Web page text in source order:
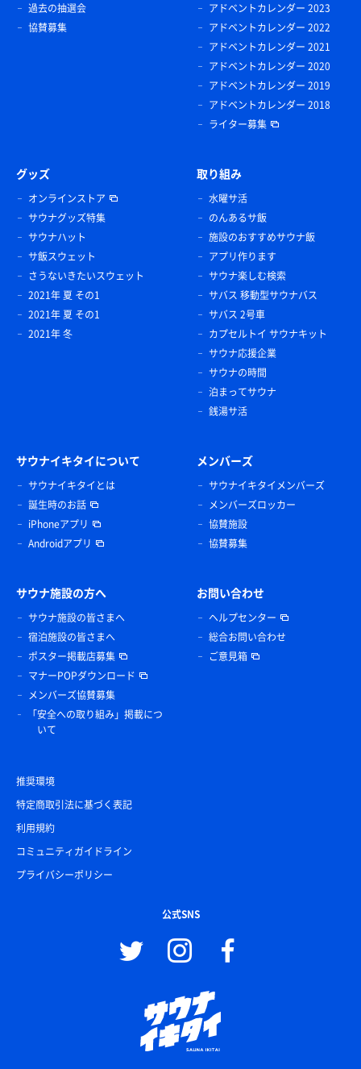
過去の抽選会
協賛募集
アドベントカレンダー 2023
アドベントカレンダー 2022
アドベントカレンダー 2021
アドベントカレンダー 2020
アドベントカレンダー 2019
アドベントカレンダー 2018
ライター募集
グッズ
オンラインストア
サウナグッズ特集
サウナハット
サ飯スウェット
さうないきたいスウェット
2021年 夏 その1
2021年 夏 その1
2021年 冬
取り組み
水曜サ活
のんあるサ飯
施設のおすすめサウナ飯
アプリ作ります
サウナ楽しむ検索
サバス 移動型サウナバス
サバス 2号車
カプセルトイ サウナキット
サウナ応援企業
サウナの時間
泊まってサウナ
銭湯サ活
サウナイキタイについて
サウナイキタイとは
誕生時のお話
iPhoneアプリ
Androidアプリ
メンバーズ
サウナイキタイメンバーズ
メンバーズロッカー
協賛施設
協賛募集
サウナ施設の方へ
サウナ施設の皆さまへ
宿泊施設の皆さまへ
ポスター掲載店募集
マナーPOPダウンロード
メンバーズ協賛募集
「安全への取り組み」掲載につ
いて
お問い合わせ
ヘルプセンター
総合お問い合わせ
ご意見箱
推奨環境
特定商取引法に基づく表記
利用規約
コミュニティガイドライン
プライバシーポリシー
公式SNS